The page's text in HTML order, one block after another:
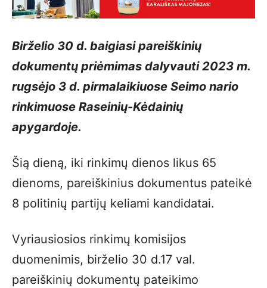
Birželio 30 d. baigiasi pareiškinių
dokumentų priėmimas dalyvauti 2023 m.
rugsėjo 3 d. pirmalaikiuose Seimo nario
rinkimuose Raseinių-Kėdainių
apygardoje.
Šią dieną, iki rinkimų dienos likus 65
dienoms, pareiškinius dokumentus pateikė
8 politinių partijų keliami kandidatai.
Vyriausiosios rinkimų komisijos
duomenimis, birželio 30 d.17 val.
pareiškinių dokumentų pateikimo